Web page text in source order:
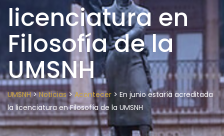
licenciatura en
Filosofía de la
UMSNH
UMSNH>Noticias> Acontecer > En junio estaría acreditada
la licenciatura en Filosofía de la UMSNH